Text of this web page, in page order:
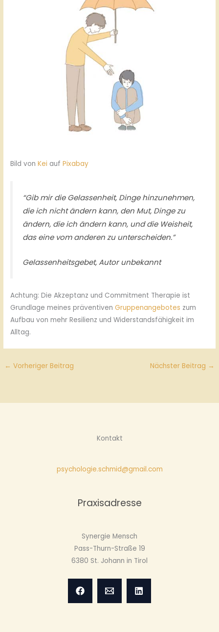
Bild vonKei aufPixabay
“Gib mir die Gelassenheit, Dinge hinzunehmen,
die ich nicht ändern kann, den Mut, Dinge zu
ändern, die ich ändern kann, und die Weisheit,
das eine vom anderen zu unterscheiden.”
Gelassenheitsgebet, Autor unbekannt
Achtung: Die Akzeptanz und Commitment Therapie ist
Grundlage meines präventivenGruppenangebotes zum
Aufbau von mehr Resilienz und Widerstandsfähigkeit im
Alltag.
← Vorheriger Beitrag Nächster Beitrag →
Kontakt
psychologie.schmid@gmail.com
Praxisadresse
Synergie Mensch
Pass-Thurn-Straße 19
6380 St. Johann in Tirol